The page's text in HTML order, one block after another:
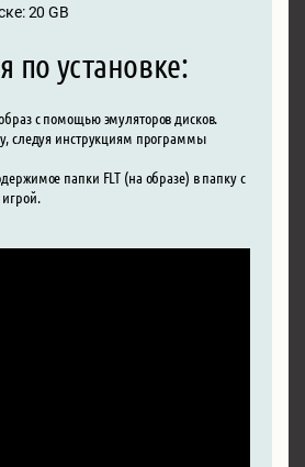
20 GB
по установке:
с помощью эмуляторов дисков.
следуя инструкциям программы
папки FLT (на образе) в папку с